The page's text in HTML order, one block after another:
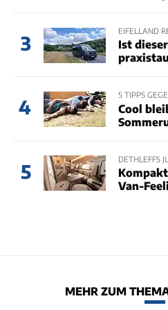
3
EIFELLAND
Ist
4
5 TIPPS
Cool
5
DETHLEFFS
Van-
MEHR ZUM